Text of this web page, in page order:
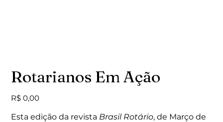
Rotarianos Em Ação
Preço
R$ 0,00
Esta edição da revista Brasil Rotário, de Março de